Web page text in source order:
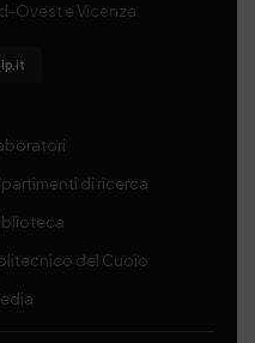
Ovest e Vicenza.
di ricerca
del Cuoio